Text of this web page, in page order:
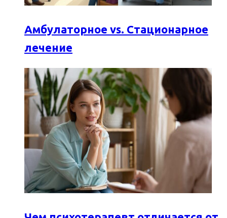
Амбулаторное vs. Стационарное
лечение